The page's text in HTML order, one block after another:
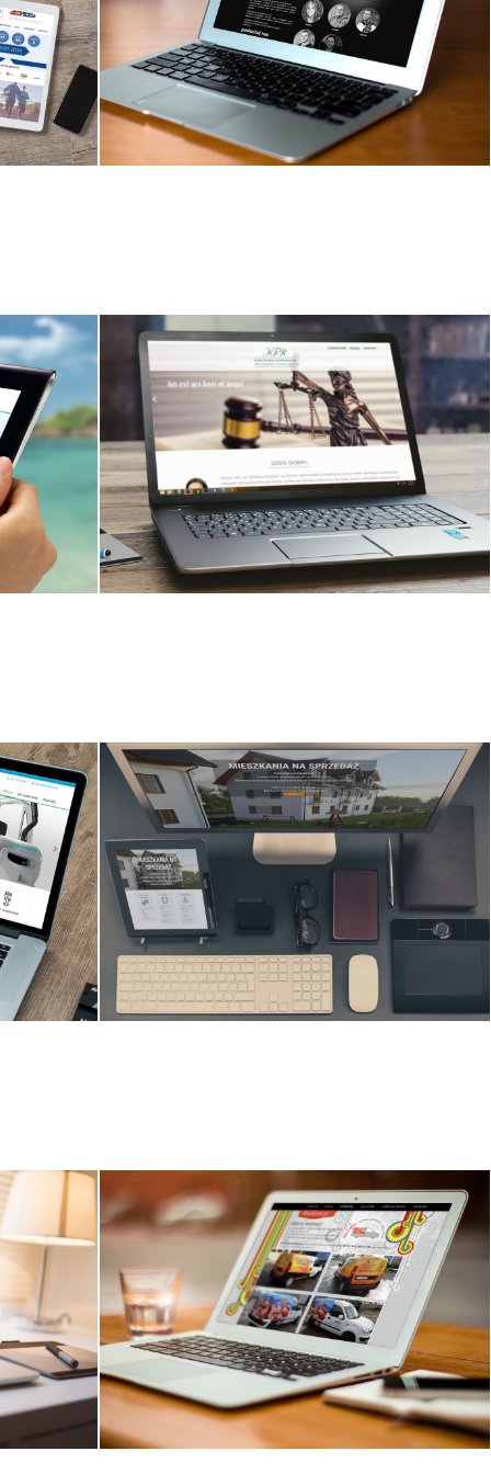
Strona internetowa alfa-band.pl
Projekt i wdrożenie strony www
dodatkowo wersja responsywna
Strona www
Kancelaria adwokacka
Strona www
mieszkaniajedrzejow.pl
Projekt i wdrożenie strony www
dodatkowo wersja responsywna